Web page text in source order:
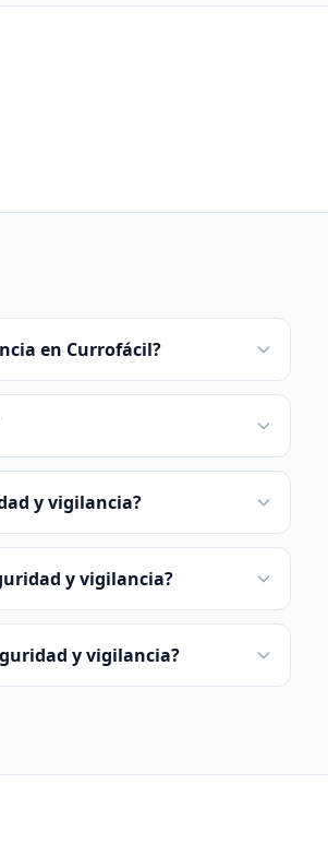
en Currofácil?
y vigilancia?
y vigilancia?
y vigilancia?